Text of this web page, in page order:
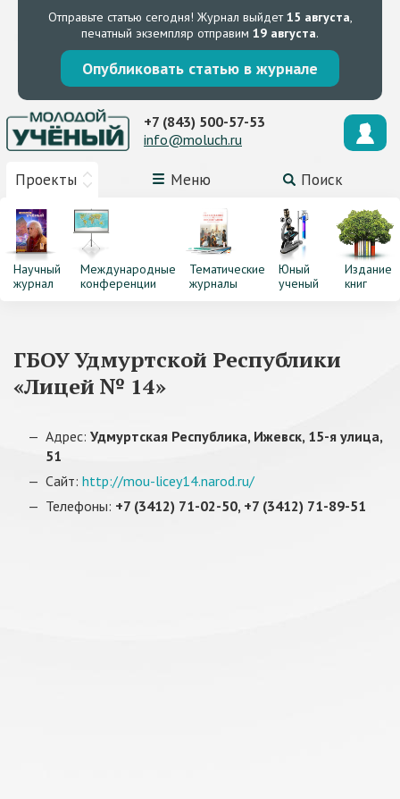
Отправьте статью сегодня! Журнал выйдет15 августа,
печатный экземпляр отправим 19 августа.
Опубликовать статью в журнале
Проекты Меню Поиск
+7 (843) 500-57-53
info@moluch.ru
Научный
журнал
Международные
конференции
Тематические
журналы
Юный
ученый
Издание
книг
ГБОУ Удмуртской Республики
«Лицей № 14»
Адрес: Удмуртская Республика, Ижевск, 15-я улица,
51
Сайт: http://mou-licey14.narod.ru/
Телефоны: +7 (3412) 71-02-50, +7 (3412) 71-89-51